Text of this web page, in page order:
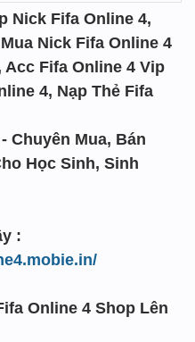
Nick Fifa Online 4,
Nick Fifa Online 4
Acc Fifa Online 4 Vip
4, Nạp Thẻ Fifa
Chuyên Mua, Bán
Học Sinh, Sinh
:
Online 4 Shop Lên